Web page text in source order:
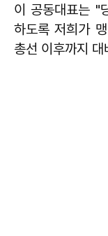
이 공동대표는 "
하도록 저희가
총선 이후까지